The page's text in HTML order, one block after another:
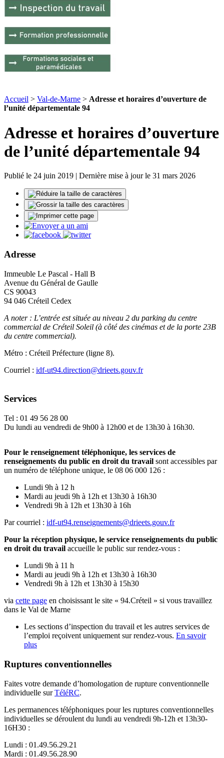
Accueil > Val-de-Marne > Adresse et horaires d’ouverture de
l’unité départementale 94
Adresse et horaires d’ouverture
de l’unité départementale 94
Publié le 24 juin 2019 | Dernière mise à jour le 31 mars 2026
Adresse
Immeuble Le Pascal - Hall B
Avenue du Général de Gaulle
CS 90043
94 046 Créteil Cedex
A noter : L’entrée est située au niveau 2 du parking du centre
commercial de Créteil Soleil (à côté des cinémas et de la porte 23B
du centre commercial).
Métro : Créteil Préfecture (ligne 8).
Courriel : idf-ut94.direction@drieets.gouv.fr
Services
Tel : 01 49 56 28 00
Du lundi au vendredi de 9h00 à 12h00 et de 13h30 à 16h30.
Pour le renseignement téléphonique, les services de
renseignements du public en droit du travail sont accessibles par
un numéro de téléphone unique, le 08 06 000 126 :
Lundi 9h à 12 h
Mardi au jeudi 9h à 12h et 13h30 à 16h30
Vendredi 9h à 12h et 13h30 à 16h
Par courriel : idf-ut94.renseignements@drieets.gouv.fr
Pour la réception physique, le service renseignements du public
en droit du travail accueille le public sur rendez-vous :
Lundi 9h à 11 h
Mardi au jeudi 9h à 12h et 13h30 à 16h30
Vendredi 9h à 12h et 13h30 à 15h30
via cette page en choisissant le site « 94.Créteil » si vous travaillez
dans le Val de Marne
Les sections d’inspection du travail et les autres services de
l’emploi reçoivent uniquement sur rendez-vous. En savoir
plus
Ruptures conventionnelles
Faites votre demande d’homologation de rupture conventionnelle
individuelle surTéléRC.
Les permanences téléphoniques pour les ruptures conventionnelles
individuelles se déroulent du lundi au vendredi 9h-12h et 13h30-
16H30 :
Lundi : 01.49.56.29.21
Mardi : 01.49.56.28.90